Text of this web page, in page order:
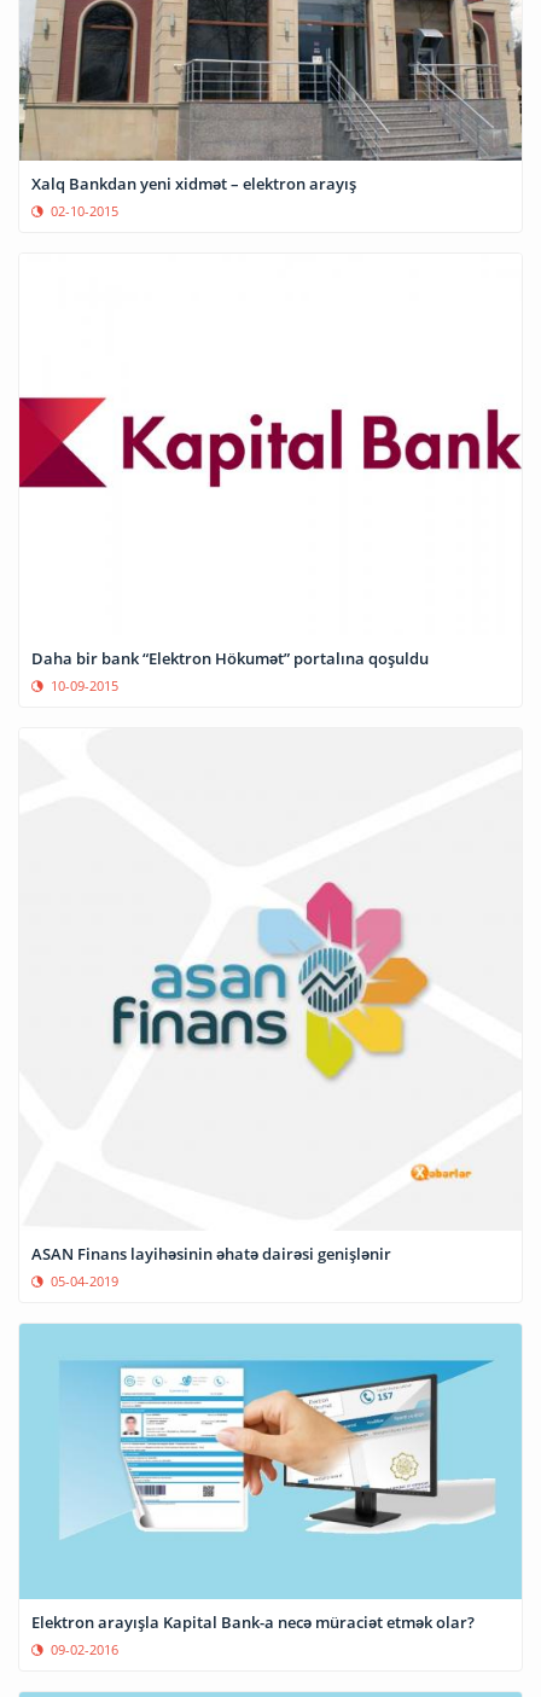
Xalq Bankdan yeni xidmət – elektron arayış
02-10-2015
Daha bir bank “Elektron Hökumət” portalına qoşuldu
10-09-2015
ASAN Finans layihəsinin əhatə dairəsi genişlənir
05-04-2019
Elektron arayışla Kapital Bank-a necə müraciət etmək olar?
09-02-2016